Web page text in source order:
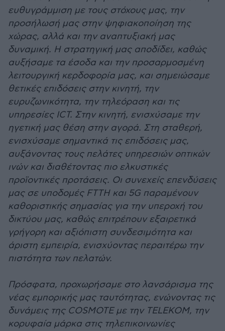
ευθυγράμμιση με τους στόχους μας, την
προσήλωσή μας στην ψηφιακοποίηση της
χώρας, αλλά και την αναπτυξιακή μας
δυναμική. Η στρατηγική μας αποδίδει, καθώς
αυξήσαμε τα έσοδα και την προσαρμοσμένη
λειτουργική κερδοφορία μας, και σημειώσαμε
θετικές επιδόσεις στην κινητή, την
ευρυζωνικότητα, την τηλεόραση και τις
υπηρεσίες ICT. Στην κινητή, ενισχύσαμε την
ηγετική μας θέση στην αγορά. Στη σταθερή,
ενισχύσαμε σημαντικά τις επιδόσεις μας,
αυξάνοντας τους πελάτες υπηρεσιών οπτικών
ινών και διαθέτοντας πιο ελκυστικές
προϊοντικές προτάσεις. Οι συνεχείς επενδύσεις
μας σε υποδομές FTTH και 5G παραμένουν
καθοριστικής σημασίας για την υπεροχή του
δικτύου μας, καθώς επιτρέπουν εξαιρετικά
γρήγορη και αξιόπιστη συνδεσιμότητα και
άριστη εμπειρία, ενισχύοντας περαιτέρω την
πιστότητα των πελατών.
Πρόσφατα, προχωρήσαμε στο λανσάρισμα της
νέας εμπορικής μας ταυτότητας, ενώνοντας τις
δυνάμεις της COSMOTE με την TELEKOM, την
κορυφαία μάρκα στις τηλεπικοινωνίες